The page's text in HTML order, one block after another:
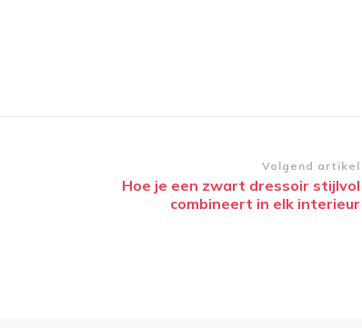
Volgend artikel
Hoe je een zwart dressoir stijlvol
combineert in elk interieur